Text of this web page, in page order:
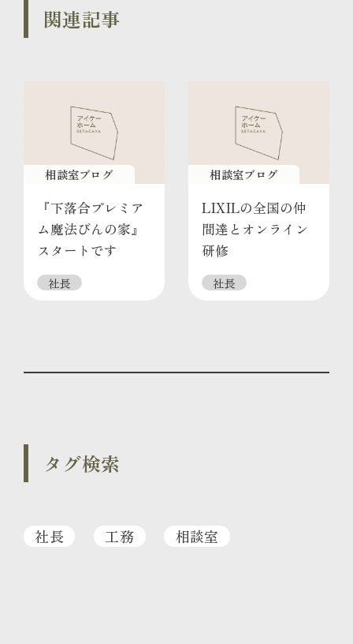
関連記事
相談室ブログ
『下落合プレミア
ム魔法びんの家』
スタートです
社長
相談室ブログ
LIXILの全国の仲
間達とオンライン
研修
社長
タグ検索
社長 工務 相談室